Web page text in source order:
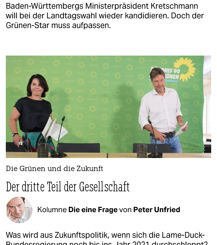
Baden-Württembergs Ministerpräsident Kretschmann
will bei der Landtagswahl wieder kandidieren. Doch der
Grünen-Star muss aufpassen.
Die Grünen und die Zukunft
Der dritte Teil der Gesellschaft
Kolumne Die eine Fragevon Peter Unfried
Was wird aus Zukunftspolitik, wenn sich die Lame-Duck-